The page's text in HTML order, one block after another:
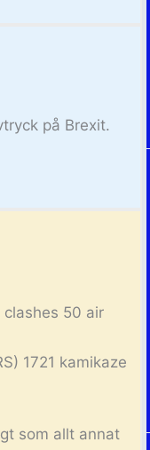
på Brexit.
clashes 50 air
1721 kamikaze
som allt annat